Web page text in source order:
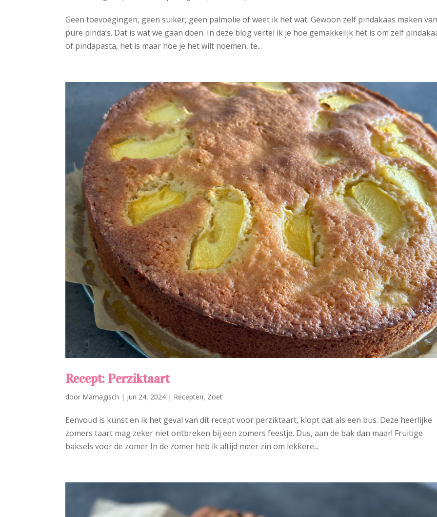
Geen toevoegingen, geen suiker, geen palmolie of weet ik het wat. Gewoon zelf pindakaas maken
pure pinda’s. Dat is wat we gaan doen. In deze blog vertel ik je hoe gemakkelijk het is om zelf
of pindapasta, het is maar hoe je het wilt noemen, te...
Recept: Perziktaart
door Mamagisch | jun 24, 2024 | Recepten, Zoet
Eenvoud is kunst en ik het geval van dit recept voor perziktaart, klopt dat als een bus. Deze heerlijke
zomers taart mag zeker niet ontbreken bij een zomers feestje. Dus, aan de bak dan maar! Fruitige
baksels voor de zomer In de zomer heb ik altijd meer zin om lekkere...